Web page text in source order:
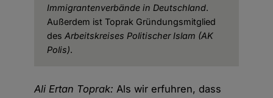
Immigrantenverbände in Deutschland.
Außerdem ist Toprak Gründungsmitglied
des Arbeitskreises Politischer Islam (AK
Polis).
Ali Ertan Toprak: Als wir erfuhren, dass